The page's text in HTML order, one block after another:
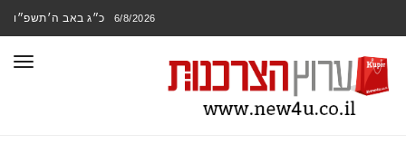
6/8/2026 כ״ג באב ה׳תשפ״ו